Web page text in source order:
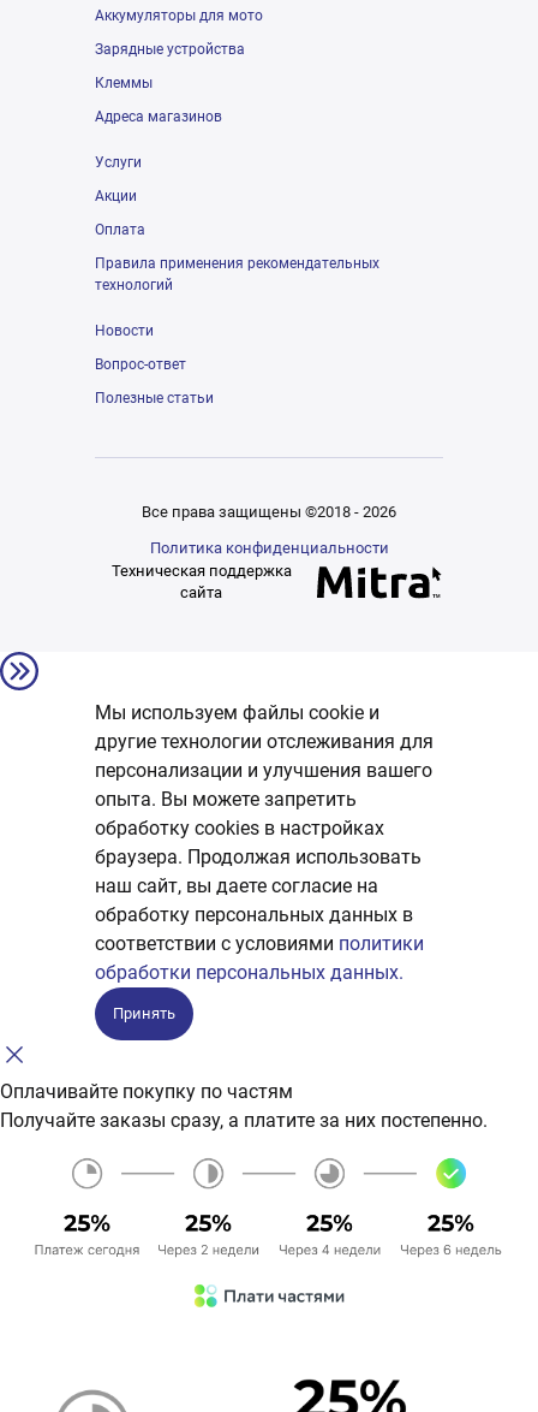
Аккумуляторы для мото
Зарядные устройства
Клеммы
Адреса магазинов
Услуги
Акции
Оплата
Правила применения рекомендательных
технологий
Новости
Вопрос-ответ
Полезные статьи
Все права защищены ©2018 - 2026
Политика конфиденциальности
Техническая поддержка
сайта
Мы используем файлы cookie и
другие технологии отслеживания для
персонализации и улучшения вашего
опыта. Вы можете запретить
обработку сookies в настройках
браузера. Продолжая использовать
наш сайт, вы даете согласие на
обработку персональных данных в
соответствии с условиями политики
обработки персональных данных.
Принять
Оплачивайте покупку по частям
Получайте заказы сразу, а платите за них постепенно.